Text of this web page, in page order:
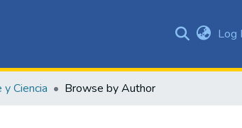
Log
Ciencia Browse by Author